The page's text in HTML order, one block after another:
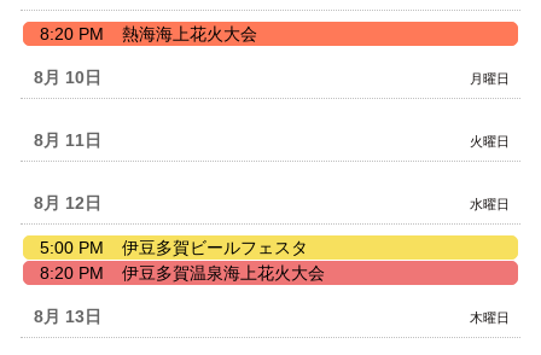
日
日,
8
9th
2026
8:20 PM 熱海海上花火大会
月曜日
8月 10
火曜日
8月 11
水曜日
8月 12
水
曜
日,
月
5:00 PM
伊豆多賀ビールフェスタ
水
日,
8
8:20 PM 伊豆多賀温泉海上花火大会
木曜日
8月 13